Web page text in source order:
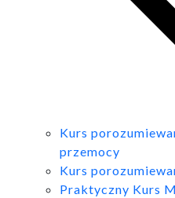
Kurs
przemocy
Kurs
Praktyczny Kurs